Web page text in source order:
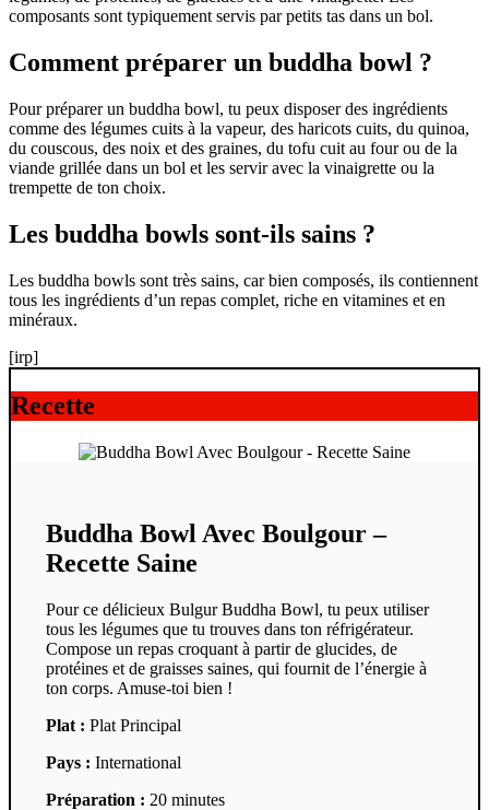
composants sont typiquement servis par petits tas dans un bol.
Comment préparer un buddha bowl ?
Pour préparer un buddha bowl, tu peux disposer des ingrédients
comme des légumes cuits à la vapeur, des haricots cuits, du quinoa,
du couscous, des noix et des graines, du tofu cuit au four ou de la
viande grillée dans un bol et les servir avec la vinaigrette ou la
trempette de ton choix.
Les buddha bowls sont-ils sains ?
Les buddha bowls sont très sains, car bien composés, ils contiennent
tous les ingrédients d’un repas complet, riche en vitamines et en
minéraux.
[irp]
Recette
Buddha Bowl Avec Boulgour –
Recette Saine
Pour ce délicieux Bulgur Buddha Bowl, tu peux utiliser
tous les légumes que tu trouves dans ton réfrigérateur.
Compose un repas croquant à partir de glucides, de
protéines et de graisses saines, qui fournit de l’énergie à
ton corps. Amuse-toi bien !
Plat : Plat Principal
Pays : International
Préparation : 20 minutes